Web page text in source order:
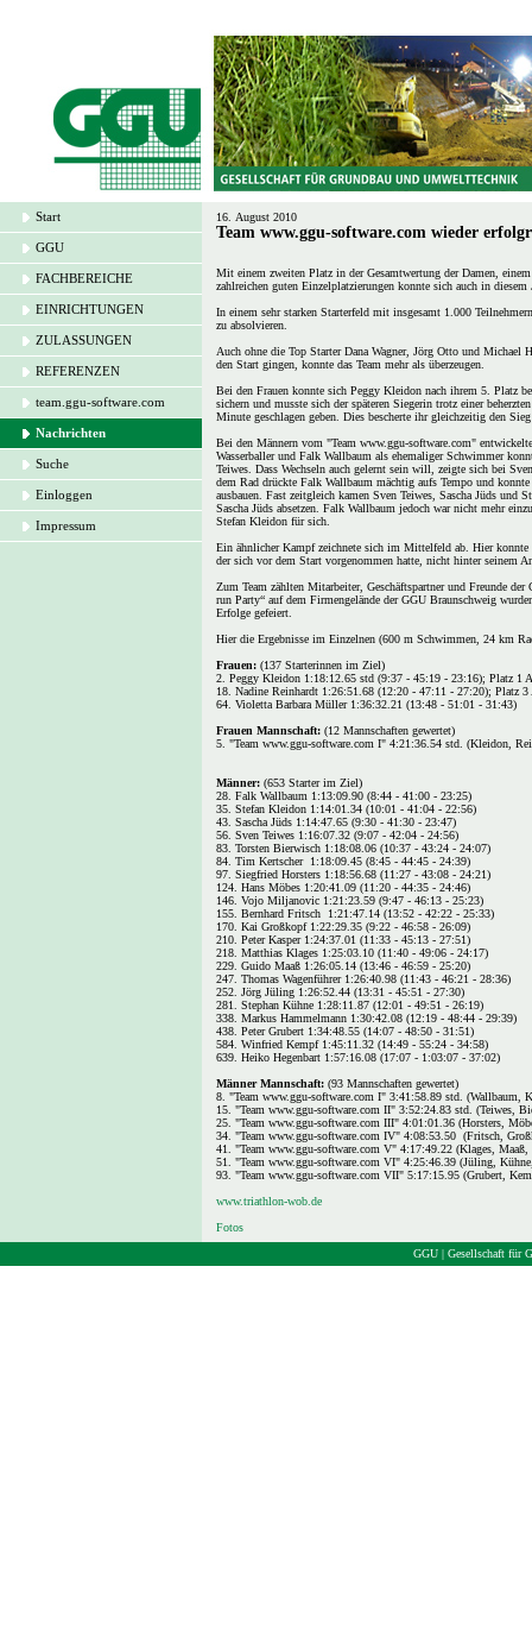
Start
GGU
FACHBEREICHE
EINRICHTUNGEN
ZULASSUNGEN
REFERENZEN
team.ggu-software.com
Nachrichten
Suche
Einloggen
Impressum
16. August 2010
Team www.ggu-software.com wieder
Mit einem zweiten Platz in der Gesamtwertung der Damen,
zahlreichen guten Einzelplatzierungen konnte sich auch in
In einem sehr starken Starterfeld mit insgesamt 1.000
zu absolvieren.
Auch ohne die Top Starter Dana Wagner, Jörg Otto und Michael
den Start gingen, konnte das Team mehr als überzeugen.
Bei den Frauen konnte sich Peggy Kleidon nach ihrem 5. Platz
sichern und musste sich der späteren Siegerin trotz einer
Minute geschlagen geben. Dies bescherte ihr gleichzeitig den
Bei den Männern vom "Team www.ggu-software.com"
Wasserballer und Falk Wallbaum als ehemaliger Schwimmer
Teiwes. Dass Wechseln auch gelernt sein will, zeigte sich bei
dem Rad drückte Falk Wallbaum mächtig aufs Tempo und
ausbauen. Fast zeitgleich kamen Sven Teiwes, Sascha Jüds
Sascha Jüds absetzen. Falk Wallbaum jedoch war nicht mehr
Stefan Kleidon für sich.
Ein ähnlicher Kampf zeichnete sich im Mittelfeld ab. Hier konnte
der sich vor dem Start vorgenommen hatte, nicht hinter seinem
Zum Team zählten Mitarbeiter, Geschäftspartner und Freunde
run Party“ auf dem Firmengelände der GGU Braunschweig
Erfolge gefeiert.
Hier die Ergebnisse im Einzelnen (600 m Schwimmen, 24 km
Frauen: (137 Starterinnen im Ziel)
2. Peggy Kleidon 1:18:12.65 std (9:37 - 45:19 - 23:16); Platz 1
18. Nadine Reinhardt 1:26:51.68 (12:20 - 47:11 - 27:20); Platz 3
64. Violetta Barbara Müller 1:36:32.21 (13:48 - 51:01 - 31:43)
Frauen Mannschaft: (12 Mannschaften gewertet)
5. "Team www.ggu-software.com I" 4:21:36.54 std. (Kleidon,
Männer: (653 Starter im Ziel)
28. Falk Wallbaum 1:13:09.90 (8:44 - 41:00 - 23:25)
35. Stefan Kleidon 1:14:01.34 (10:01 - 41:04 - 22:56)
43. Sascha Jüds 1:14:47.65 (9:30 - 41:30 - 23:47)
56. Sven Teiwes 1:16:07.32 (9:07 - 42:04 - 24:56)
83. Torsten Bierwisch 1:18:08.06 (10:37 - 43:24 - 24:07)
84. Tim Kertscher 1:18:09.45 (8:45 - 44:45 - 24:39)
97. Siegfried Horsters 1:18:56.68 (11:27 - 43:08 - 24:21)
124. Hans Möbes 1:20:41.09 (11:20 - 44:35 - 24:46)
146. Vojo Miljanovic 1:21:23.59 (9:47 - 46:13 - 25:23)
155. Bernhard Fritsch 1:21:47.14 (13:52 - 42:22 - 25:33)
170. Kai Großkopf 1:22:29.35 (9:22 - 46:58 - 26:09)
210. Peter Kasper 1:24:37.01 (11:33 - 45:13 - 27:51)
218. Matthias Klages 1:25:03.10 (11:40 - 49:06 - 24:17)
229. Guido Maaß 1:26:05.14 (13:46 - 46:59 - 25:20)
247. Thomas Wagenführer 1:26:40.98 (11:43 - 46:21 - 28:36)
252. Jörg Jüling 1:26:52.44 (13:31 - 45:51 - 27:30)
281. Stephan Kühne 1:28:11.87 (12:01 - 49:51 - 26:19)
338. Markus Hammelmann 1:30:42.08 (12:19 - 48:44 - 29:39)
438. Peter Grubert 1:34:48.55 (14:07 - 48:50 - 31:51)
584. Winfried Kempf 1:45:11.32 (14:49 - 55:24 - 34:58)
639. Heiko Hegenbart 1:57:16.08 (17:07 - 1:03:07 - 37:02)
Männer Mannschaft: (93 Mannschaften gewertet)
8. "Team www.ggu-software.com I" 3:41:58.89 std. (Wallbaum,
15. "Team www.ggu-software.com II" 3:52:24.83 std. (Teiwes,
25. "Team www.ggu-software.com III" 4:01:01.36 (Horsters,
34. "Team www.ggu-software.com IV" 4:08:53.50 (Fritsch,
41. "Team www.ggu-software.com V" 4:17:49.22 (Klages, Maaß,
51. "Team www.ggu-software.com VI" 4:25:46.39 (Jüling,
93. "Team www.ggu-software.com VII" 5:17:15.95 (Grubert,
www.triathlon-wob.de
Fotos
GGU | Gesellschaft für